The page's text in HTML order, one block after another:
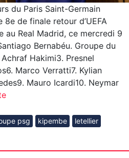
du Paris Saint-Germain
de finale retour d’UEFA
au Real Madrid, ce mercredi 9
Bernabéu. Groupe du
Hakimi3. Presnel
Marco Verratti7. Kylian
Mauro Icardi10. Neymar
psg kipembe
letellier